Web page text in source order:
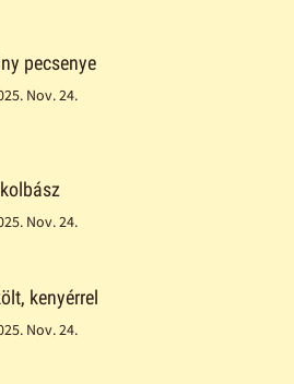
pecsenye
Nov. 24.
Nov. 24.
kenyérrel
Nov. 24.